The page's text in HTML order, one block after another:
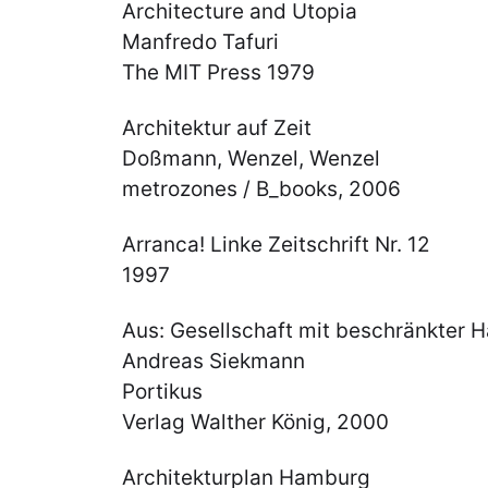
Architecture and Utopia
Manfredo Tafuri
The MIT Press 1979
Architektur auf Zeit
Doßmann, Wenzel, Wenzel
metrozones / B_books, 2006
Arranca! Linke Zeitschrift Nr. 12
1997
Aus: Gesellschaft mit beschränkter
Andreas Siekmann
Portikus
Verlag Walther König, 2000
Architekturplan Hamburg